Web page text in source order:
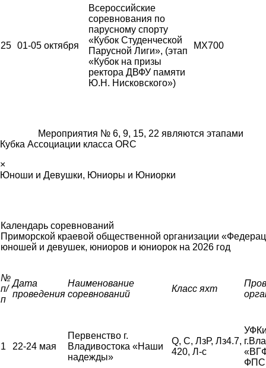
25 01-05 октября
Всероссийские
соревнования по
парусному спорту
«Кубок Студенческой
Парусной Лиги», (этап
«Кубок на призы
ректора ДВФУ памяти
Ю.Н. Нисковского»)
MX700
Мероприятия № 6, 9, 15, 22 являются этапами
Кубка Ассоциации класса ORC
×
Юноши и Девушки, Юниоры и Юниорки
Календарь соревнований
Приморской краевой общественной организации
юношей и девушек, юниоров и юниорок на 2026 год
№
п/
п
Дата
проведения
Наименование
соревнований
Класс яхт
1 22-24 мая
Первенство г.
Владивостока «Наши
надежды»
Q, С, ЛзР, Лз4.7,
420, Л-с
ФПС